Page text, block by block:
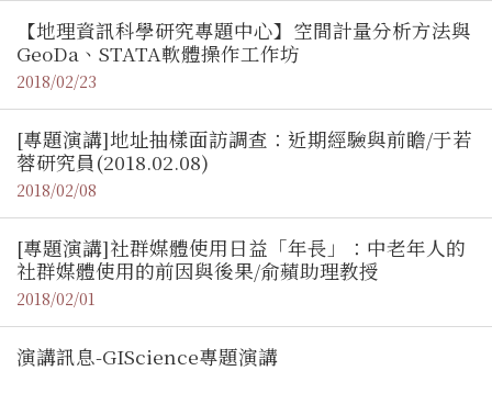
【地理資訊科學研究專題中心】空間計量分析方法與
GeoDa、STATA軟體操作工作坊
2018/02/23
[專題演講]地址抽樣面訪調查：近期經驗與前瞻/于若
蓉研究員(2018.02.08)
2018/02/08
[專題演講]社群媒體使用日益「年長」：中老年人的
社群媒體使用的前因與後果/俞蘋助理教授
2018/02/01
演講訊息-GIScience專題演講